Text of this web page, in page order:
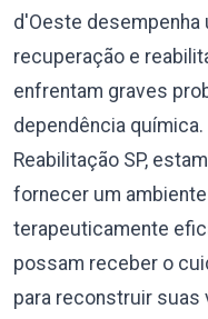
d'Oeste desempenha
recuperação e
enfrentam graves
dependência
Reabilitação SP,
fornecer um
terapeuticamente
possam receber o
para reconstruir suas